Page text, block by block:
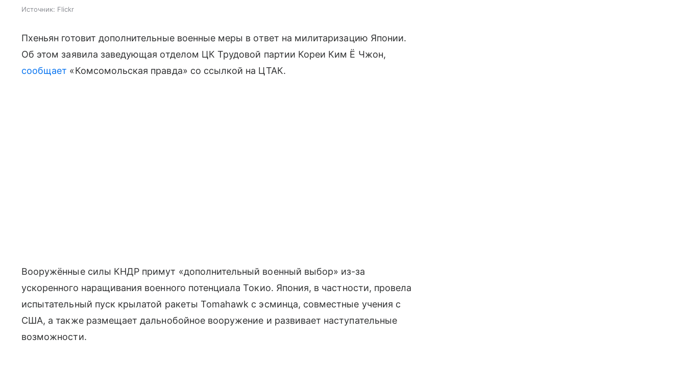
Источник: Flickr
Пхеньян готовит дополнительные военные меры в ответ на милитаризацию Японии.
Об этом заявила заведующая отделом ЦК Трудовой партии Кореи Ким Ё Чжон,
сообщает «Комсомольская правда» со ссылкой на ЦТАК.
Вооружённые силы КНДР примут «дополнительный военный выбор» из-за
ускоренного наращивания военного потенциала Токио. Япония, в частности, провела
испытательный пуск крылатой ракеты Tomahawk с эсминца, совместные учения с
США, а также размещает дальнобойное вооружение и развивает наступательные
возможности.